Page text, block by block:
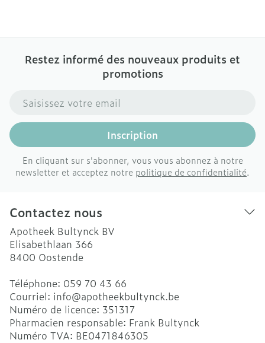
Restez informé des nouveaux produits et
promotions
Adresse mail
Inscription
En cliquant sur s'abonner, vous vous abonnez à notre
newsletter et acceptez notre politique de confidentialité.
Contactez nous
Apotheek Bultynck BV
Elisabethlaan 366
8400 Oostende
Téléphone: 059 70 43 66
Courriel: info@apotheekbultynck.be
Numéro de licence: 351317
Pharmacien responsable: Frank Bultynck
Numéro TVA: BE0471846305